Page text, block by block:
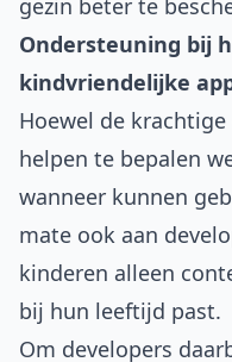
gezin beter te
Ondersteuning bij
kindvriendelijke
Hoewel de
helpen te bepalen
wanneer kunnen
mate ook aan
kinderen alleen
bij hun leeftijd past.
Om developers